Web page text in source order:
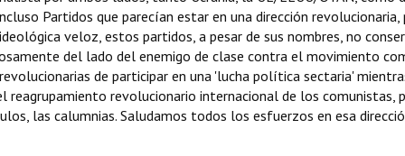
Partidos que parecían estar en una dirección
veloz, estos partidos, a pesar de sus nombres, no
del lado del enemigo de clase contra el movimiento
de participar en una 'lucha política sectaria'
revolucionario internacional de los comunistas,
las calumnias. Saludamos todos los esfuerzos en esa